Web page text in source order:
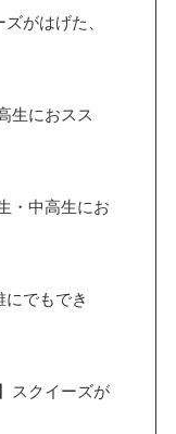
がはげた、
生におスス
・中高生にお
にでもでき
スクイーズが